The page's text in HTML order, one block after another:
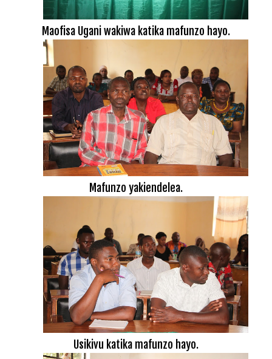
Maofisa Ugani wakiwa katika mafunzo hayo.
Mafunzo yakiendelea.
Usikivu katika mafunzo hayo.